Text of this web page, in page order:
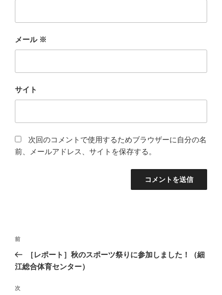
メール ※
サイト
次回のコメントで使用するためブラウザーに自分の名
前、メールアドレス、サイトを保存する。
投
ナ
ゲ
前
の
投
前
［レポート］秋のスポーツ祭りに参加しました！（細
江総合体育センター）
次
次